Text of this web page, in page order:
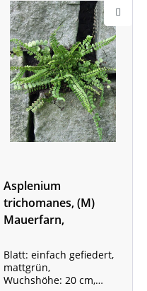
Asplenium
trichomanes, (M)
Mauerfarn,
brauner Streifenfarn
Blatt: einfach gefiedert,
mattgrün,
Wuchshöhe: 20 cm,